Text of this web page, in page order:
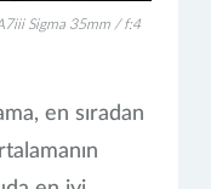
Sigma 35mm / f:4
en sıradan